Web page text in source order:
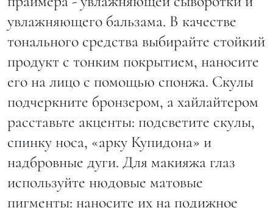
увлажняющего бальзама. В качестве
тонального средства выбирайте стойкий
продукт с тонким покрытием, наносите
его на лицо с помощью спонжа. Скулы
подчеркните бронзером, а хайлайтером
расставьте акценты: подсветите скулы,
спинку носа, «арку Купидона» и
надбровные дуги. Для макияжа глаз
используйте нюдовые матовые
пигменты: наносите их на подижное